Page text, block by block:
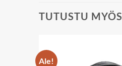
TUTUSTU MYÖS
Ale!